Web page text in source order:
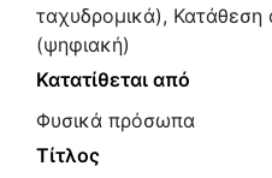
ταχυδρομικά), Κατάθεση
(ψηφιακή)
Κατατίθεται από
Φυσικά πρόσωπα
Τίτλος